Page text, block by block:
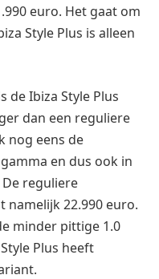
euro. Het gaat om
Style Plus is alleen
de Ibiza Style Plus
dan een reguliere
nog eens de
en dus ook in
reguliere
namelijk 22.990 euro.
minder pittige 1.0
Plus heeft